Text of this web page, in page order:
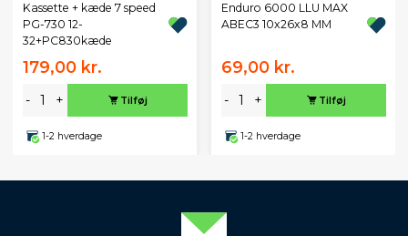
Kassette + kæde 7 speed
PG-730 12-
32+PC830kæde
179,00 kr.
- + Tilføj
1-2 hverdage
Enduro 6000 LLU MAX
ABEC3 10x26x8 MM
69,00 kr.
- + Tilføj
1-2 hverdage